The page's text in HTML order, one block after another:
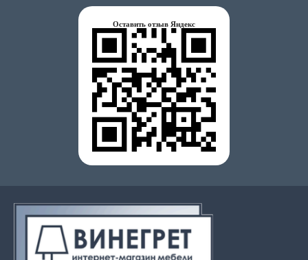
Оставить отзыв Яндекс